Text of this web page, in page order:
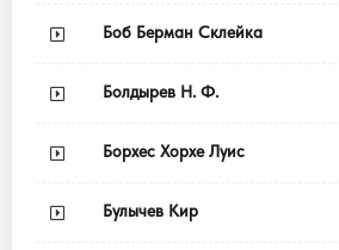
Боб Берман Склейка
Болдырев Н. Ф.
Борхес Хорхе Луис
Булычев Кир